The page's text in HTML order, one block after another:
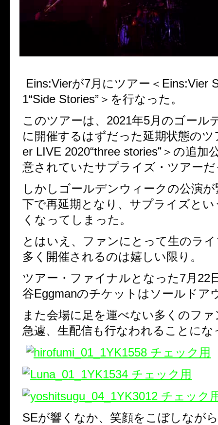
Eins:Vierが7月にツアー＜Eins:Vier
1“Side Stories”＞を行なった。
このツアーは、2021年5月のゴール
に開催するはずだった延期状態のツ
er LIVE 2020“three stories”＞の追加
意されていたサプライズ・ツアー
しかしゴールデンウィークの公演
下で再延期となり、サプライズと
くなってしまった。
とはいえ、ファンにとって生のラ
多く開催されるのは嬉しい限り。
ツアー・ファイナルとなった7月22
谷Eggmanのチケットはソールドア
また会場に足を運べない多くのフ
急遽、生配信も行なわれることにな
SEが響くなか、笑顔をこぼしなが